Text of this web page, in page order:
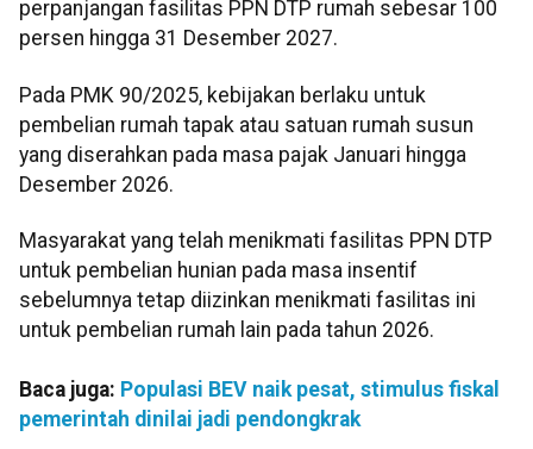
perpanjangan fasilitas PPN DTP rumah sebesar 100
persen hingga 31 Desember 2027.
Pada PMK 90/2025, kebijakan berlaku untuk
pembelian rumah tapak atau satuan rumah susun
yang diserahkan pada masa pajak Januari hingga
Desember 2026.
Masyarakat yang telah menikmati fasilitas PPN DTP
untuk pembelian hunian pada masa insentif
sebelumnya tetap diizinkan menikmati fasilitas ini
untuk pembelian rumah lain pada tahun 2026.
Baca juga: Populasi BEV naik pesat, stimulus fiskal
pemerintah dinilai jadi pendongkrak